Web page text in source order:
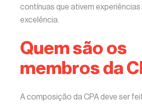
contínuas que ativem experiências
excelência.
Quem são os
membros da
A composição da CPA deve ser